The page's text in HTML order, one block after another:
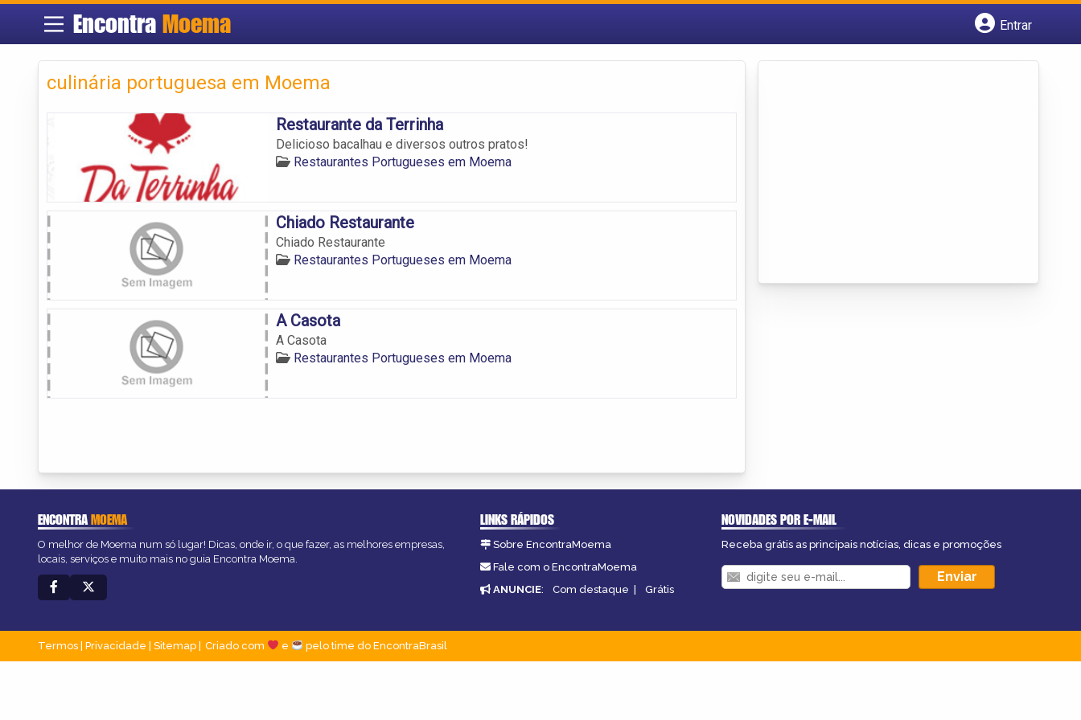
Encontra Moema
Entrar
culinária portuguesa em Moema
Restaurante da Terrinha
Delicioso bacalhau e diversos outros pratos!
Restaurantes Portugueses em Moema
Chiado Restaurante
Chiado Restaurante
Restaurantes Portugueses em Moema
A Casota
A Casota
Restaurantes Portugueses em Moema
ENCONTRAMOEMA
O melhor de Moema num só lugar! Dicas, onde ir, o que fazer, as melhores empresas,
locais, serviços e muito mais no guia Encontra Moema.
LINKS RÁPIDOS
Sobre EncontraMoema
Fale com o EncontraMoema
ANUNCIE: Com destaque | Grátis
NOVIDADES POR E-MAIL
Receba grátis as principais notícias, dicas e promoções
Termos Privacidade Sitemap Criado com e pelo time do EncontraBrasil